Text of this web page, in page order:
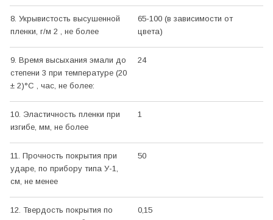
8. Укрывистость высушенной
пленки, г/м 2 , не более
65-100 (в зависимости от
цвета)
9. Время высыхания эмали до
степени 3 при температуре (20
± 2)°С , час, не более:
24
10. Эластичность пленки при
изгибе, мм, не более
1
11. Прочность покрытия при
ударе, по прибору типа У-1,
см, не менее
50
12. Твердость покрытия по
0,15